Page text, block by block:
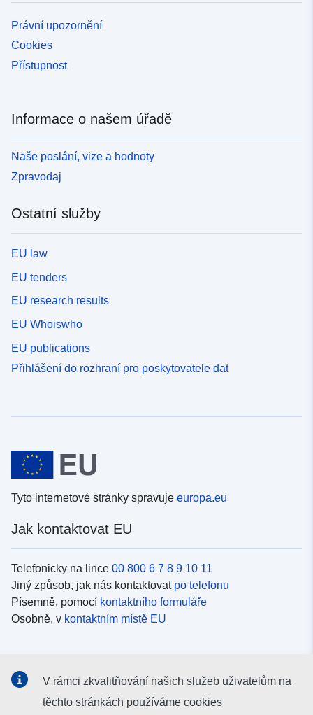
Právní upozornění
Cookies
Přístupnost
Informace o našem úřadě
Naše poslání, vize a hodnoty
Zpravodaj
Ostatní služby
EU law
EU tenders
EU research results
EU Whoiswho
EU publications
Přihlášení do rozhraní pro poskytovatele dat
Tyto internetové stránky spravuje europa.eu
Jak kontaktovat EU
Telefonicky na lince 00 800 6 7 8 9 10 11
Jiný způsob, jak nás kontaktovat po telefonu
Písemně, pomocí kontaktního formuláře
Osobně, v kontaktním místě EU
Vyhledávání informačních kanálů EU vsociálních médiích
V rámci zkvalitňování našich služeb uživatelům na
těchto stránkách používáme cookies